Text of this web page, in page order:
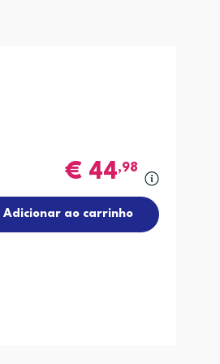
€ 44,98
Adicionar ao carrinho